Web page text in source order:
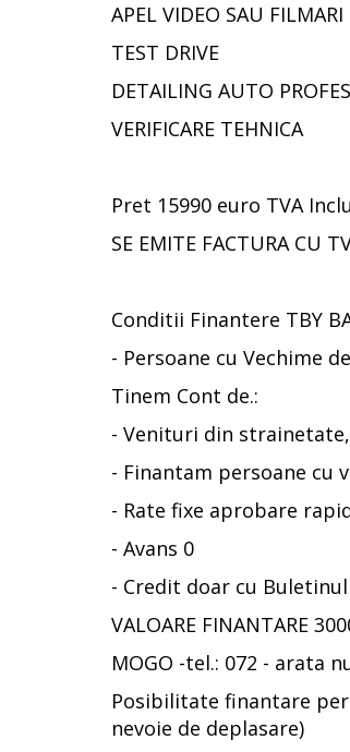
APEL VIDEO SAU
TEST DRIVE
DETAILING AUTO
VERIFICARE TEHNICA
Pret 15990 euro TVA
SE EMITE FACTURA CU
Conditii Finantere TBY
- Persoane cu Vechime
Tinem Cont de.:
- Venituri din
- Finantam persoane cu
- Rate fixe aprobare
- Avans 0
- Credit doar cu Buletinul
VALOARE FINANTARE
MOGO -tel.: 072 - arata
Posibilitate finantare
nevoie de deplasare)